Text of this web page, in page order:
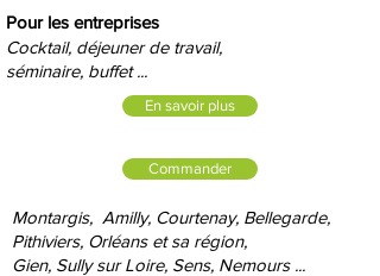
Pour les entreprises
Cocktail, déjeuner de travail,
séminaire, buffet ...
En savoir plus
Commander
Montargis, Amilly, Courtenay, Bellegarde,
Pithiviers, Orléans et sa région,
Gien, Sully sur Loire, Sens, Nemours ...